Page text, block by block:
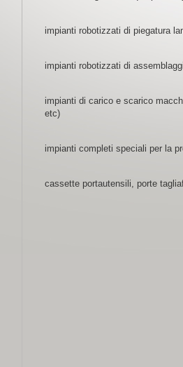
impianti robotizzati di piegatura
impianti robotizzati di
impianti di carico e scarico
etc)
impianti completi speciali per la
cassette portautensili, porte